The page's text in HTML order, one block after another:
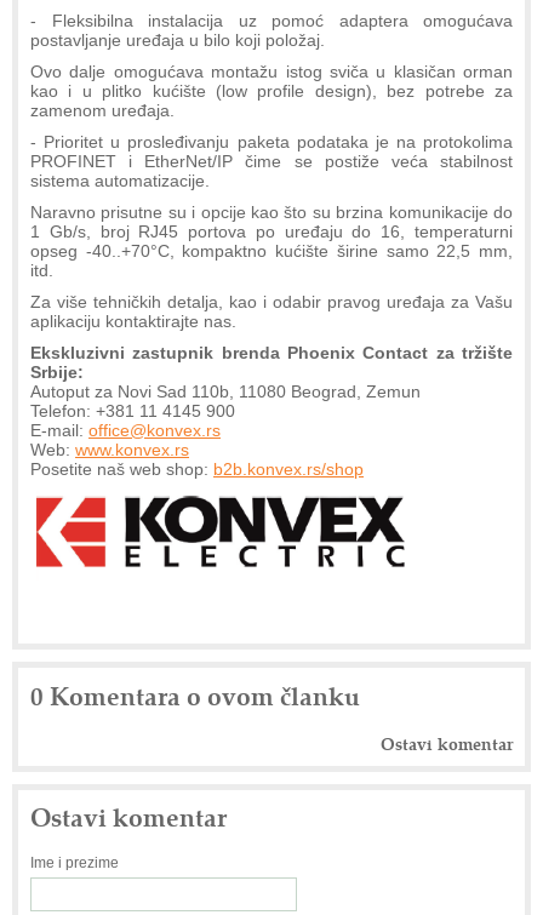
- Fleksibilna instalacija uz pomoć adaptera omogućava
postavljanje uređaja u bilo koji položaj.
Ovo dalje omogućava montažu istog sviča u klasičan orman
kao i u plitko kućište (low profile design), bez potrebe za
zamenom uređaja.
- Prioritet u prosleđivanju paketa podataka je na protokolima
PROFINET i EtherNet/IP čime se postiže veća stabilnost
sistema automatizacije.
Naravno prisutne su i opcije kao što su brzina komunikacije do
1 Gb/s, broj RJ45 portova po uređaju do 16, temperaturni
opseg -40..+70°C, kompaktno kućište širine samo 22,5 mm,
itd.
Za više tehničkih detalja, kao i odabir pravog uređaja za Vašu
aplikaciju kontaktirajte nas.
Ekskluzivni zastupnik brenda Phoenix Contact za tržište
Srbije:
Autoput za Novi Sad 110b, 11080 Beograd, Zemun
Telefon: +381 11 4145 900
E-mail: office@konvex.rs
Web: www.konvex.rs
Posetite naš web shop: b2b.konvex.rs/shop
0 Komentara o ovom članku
Ostavi komentar
Ostavi komentar
Ime i prezime